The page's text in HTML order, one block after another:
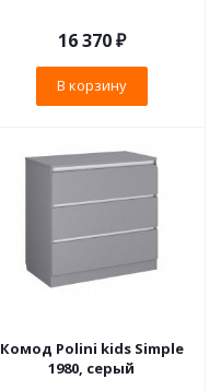
16 370₽
В корзину
Комод Polini kids Simple
1980, серый